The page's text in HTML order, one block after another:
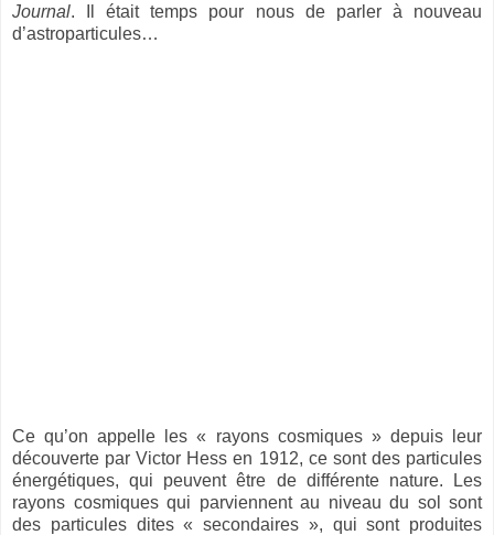
Journal. Il était temps pour nous de parler à nouveau
d’astroparticules…
Ce qu’on appelle les « rayons cosmiques » depuis leur
découverte par Victor Hess en 1912, ce sont des particules
énergétiques, qui peuvent être de différente nature. Les
rayons cosmiques qui parviennent au niveau du sol sont
des particules dites « secondaires », qui sont produites